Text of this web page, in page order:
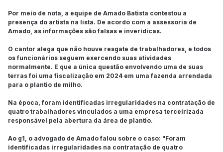
Por meio de nota, a equipe de Amado Batista contestou a
presença do artista na lista. De acordo com a assessoria de
Amado, as informações são falsas e inverídicas.
O cantor alega que não houve resgate de trabalhadores, e todos
os funcionários seguem exercendo suas atividades
normalmente. E que a única questão envolvendo uma de suas
terras foi uma fiscalização em 2024 em uma fazenda arrendada
para o plantio de milho.
Na época, foram identificadas irregularidades na contratação de
quatro trabalhadores vinculados a uma empresa terceirizada
responsável pela abertura da área de plantio.
Ao g1, o advogado de Amado falou sobre o caso: "Foram
identificadas irregularidades na contratação de quatro